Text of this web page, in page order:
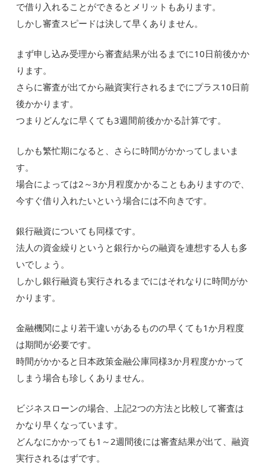
で借り入れることができるとメリットもあります。
しかし審査スピードは決して早くありません。
まず申し込み受理から審査結果が出るまでに10日前後かか
ります。
さらに審査が出てから融資実行されるまでにプラス10日前
後かかります。
つまりどんなに早くても3週間前後かかる計算です。
しかも繁忙期になると、さらに時間がかかってしまいま
す。
場合によっては2～3か月程度かかることもありますので、
今すぐ借り入れたいという場合には不向きです。
銀行融資についても同様です。
法人の資金繰りというと銀行からの融資を連想する人も多
いでしょう。
しかし銀行融資も実行されるまでにはそれなりに時間がか
かります。
金融機関により若干違いがあるものの早くても1か月程度
は期間が必要です。
時間がかかると日本政策金融公庫同様3か月程度かかって
しまう場合も珍しくありません。
ビジネスローンの場合、上記2つの方法と比較して審査は
かなり早くなっています。
どんなにかかっても1～2週間後には審査結果が出て、融資
実行されるはずです。